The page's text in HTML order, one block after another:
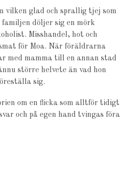
vilken glad och sprallig tjej som
familjen döljer sig en mörk
Misshandel, hot och
för Moa. När föräldrarna
med mamma till en annan stad
större helvete än vad hon
sig.
om en flicka som alltför tidigt
och på egen hand tvingas föra